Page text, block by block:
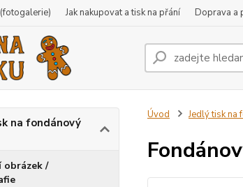
Jak nakupovat a tisk na přání Doprava a
na fondánový
/
Úvod Jedlý tisk na